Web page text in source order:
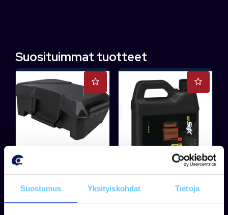
Suostumus Yksityiskohdat Tietoja
Suosituimmat tuotteet
BRPVAR
CAN-AM LINQ -
TAVARALAATIKKO
XPS
JÄÄHDYTINNESTE
LONG LIFE, 946ML